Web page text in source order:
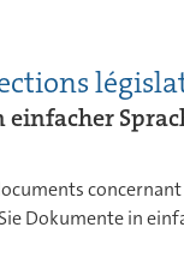
Dokumente in